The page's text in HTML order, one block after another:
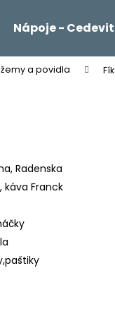
Nápoje -
a povidla
Radenska
káva Franck